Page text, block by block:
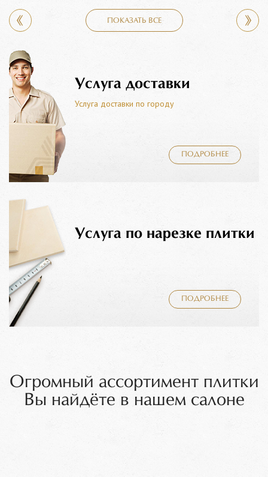
ПОКАЗАТЬ ВСЕ
Услуга доставки
Услуга доставки по городу
ПОДРОБНЕЕ
Услуга по нарезке плитки
ПОДРОБНЕЕ
Огромный ассортимент плитки
Вы найдёте в нашем салоне